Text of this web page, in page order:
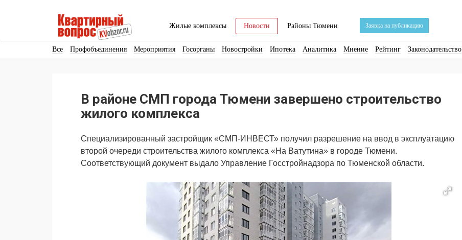
Жилые комплексы Новости Районы Тюмени Заявка на публикацию
Все Профобъединения Мероприятия Госорганы Новостройки Ипотека Аналитика Мнение Рейтинг Законодательство
В районе СМП города Тюмени завершено строительство
жилого комплекса
Специализированный застройщик «СМП-ИНВЕСТ» получил разрешение на ввод в эксплуатацию
второй очереди строительства жилого комплекса «На Ватутина» в городе Тюмени.
Соответствующий документ выдало Управление Госстройнадзора по Тюменской области.